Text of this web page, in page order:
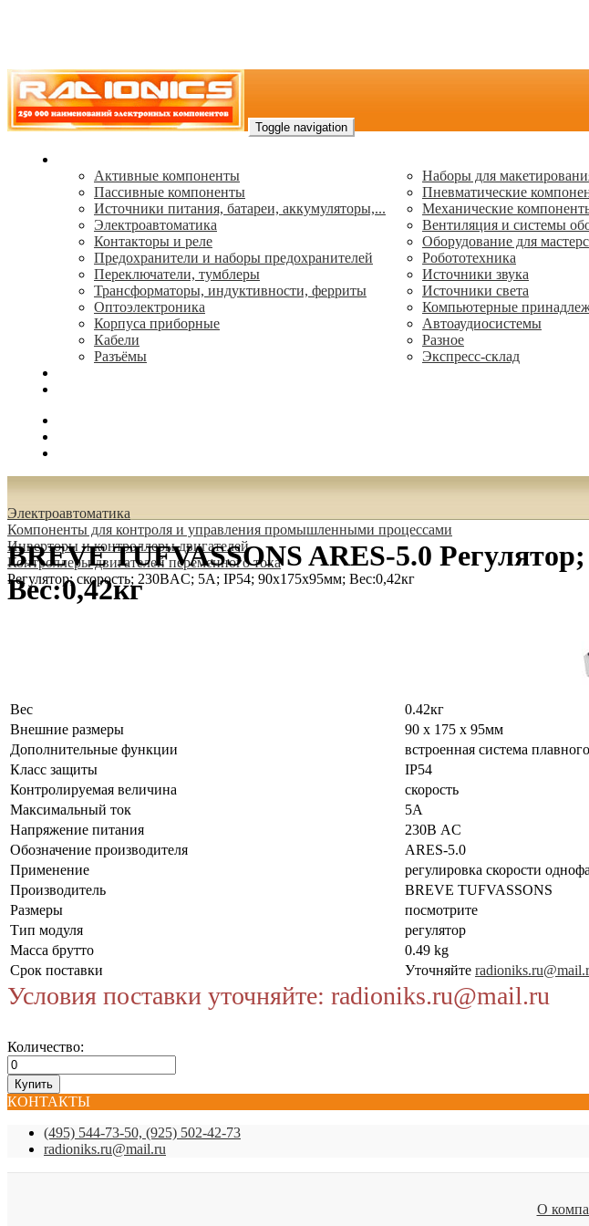
Toggle navigation
Активные компоненты
Пассивные компоненты
Источники питания, батареи, аккумуляторы,...
Электроавтоматика
Контакторы и реле
Предохранители и наборы предохранителей
Переключатели, тумблеры
Трансформаторы, индуктивности, ферриты
Oптоэлектроника
Корпуса приборные
Кабели
Разъёмы
Наборы для
Пневматические
Механические
Вентиляция и системы
Оборудование для
Робототехника
Источники звука
Источники света
Компьютерные
Автоаудиосистемы
Разное
Экспресс-склад
Электроавтоматика
Компоненты для контроля и управления промышленными процессами
Инверторы и контроллеры двигателей
Контроллеры двигателей переменного тока
Регулятор; скорость; 230ВAC; 5А; IP54; 90x175x95мм; Вес:0,42кг
BREVE TUFVASSONS ARES-5.0
Вес:0,42кг
Вес
0.42кг
Внешние размеры
90 x 175 x 95мм
Дополнительные функции
встроенная система
Класс защиты
IP54
Контролируемая величина
скорость
Максимальный ток
5А
Напряжение питания
230В AC
Обозначение производителя
ARES-5.0
Применение
регулировка скорости
Производитель
BREVE TUFVASSONS
Размеры
посмотрите
Тип модуля
регулятор
Масса брутто
0.49 kg
Срок поставки
Уточняйте
Условия поставки уточняйте: radioniks.ru@mail.ru
Количество:
КОНТАКТЫ
(495) 544-73-50, (925) 502-42-73
radioniks.ru@mail.ru
О